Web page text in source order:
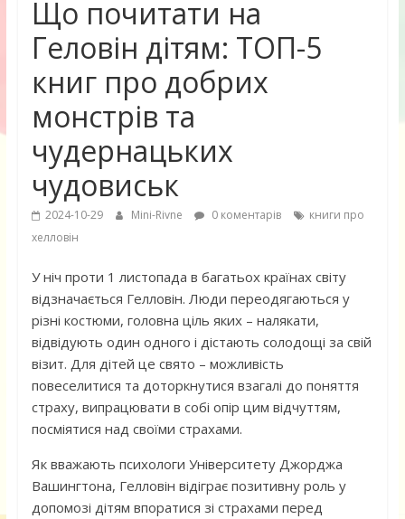
Що почитати на
Геловін дітям: ТОП-5
книг про добрих
монстрів та
чудернацьких
чудовиськ
2024-10-29 Mini-Rivne 0 коментарів
книги про
хелловін
У ніч проти 1 листопада в багатьох країнах світу
відзначається Гелловін. Люди переодягаються у
різні костюми, головна ціль яких – налякати,
відвідують один одного і дістають солодощі за свій
візит. Для дітей це свято – можливість
повеселитися та доторкнутися взагалі до поняття
страху, випрацювати в собі опір цим відчуттям,
посміятися над своїми страхами.
Як вважають психологи Університету Джорджа
Вашингтона, Гелловін відіграє позитивну роль у
допомозі дітям впоратися зі страхами перед